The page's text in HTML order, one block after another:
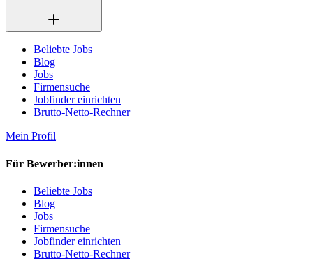
Beliebte Jobs
Blog
Jobs
Firmensuche
Jobfinder einrichten
Brutto-Netto-Rechner
Mein Profil
Für Bewerber:innen
Beliebte Jobs
Blog
Jobs
Firmensuche
Jobfinder einrichten
Brutto-Netto-Rechner